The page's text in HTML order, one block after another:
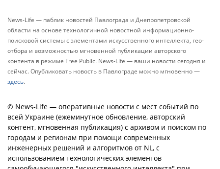
News-Life — паблик новостей Павлограда и Днепропетровской
области на основе технологичной новостной информационно-
поисковой системы с элементами искусственного интеллекта, гео-
отбора и возможностью мгновенной публикации авторского
контента в режиме Free Public. News-Life — ваши новости сегодня и
сейчас. Опубликовать новость в Павлограде можно мгновенно —
здесь.
© News-Life — оперативные новости с мест событий по
всей Украине (ежеминутное обновление, авторский
контент, мгновенная публикация) с архивом и поиском по
городам и регионам при помощи современных
инженерных решений и алгоритмов от NL, с
использованием технологических элементов